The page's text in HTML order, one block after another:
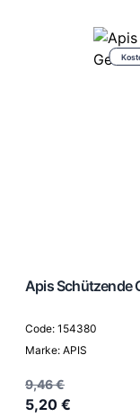
Apis Schützende
Code: 154380
Marke: APIS
9,46 €
5,20 €